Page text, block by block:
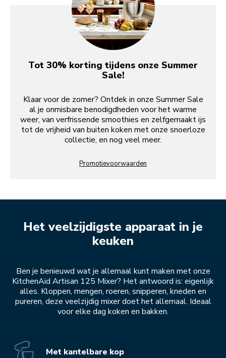
Tot 30% korting tijdens onze Summer
Sale!
Klaar voor de zomer? Ontdek in onze Summer Sale
al je onmisbare benodigdheden voor het warme
weer, van verfrissende smoothies en zelfgemaakt ijs
tot de vrijheid van buiten koken met onze snoerloze
collectie, en nog veel meer.
Promotievoorwaarden
Het veelzijdigste apparaat in je
keuken
Ben je benieuwd wat je allemaal kunt maken met onze
KitchenAid Artisan 125 Mixer? Het antwoord is: eigenlijk
alles. Kloppen, mengen, roeren, snipperen, kneden en
pureren, deze veelzijdig mixer doet het allemaal. Ideaal
voor elke dag koken en bakken.
Met kantelbare kop